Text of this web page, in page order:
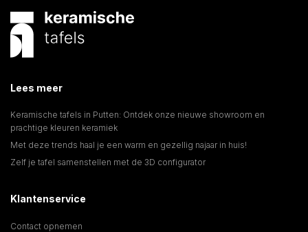
Lees meer
Keramische tafels in Putten: Ontdek onze nieuwe showroom en
prachtige kleuren keramiek
Met deze trends haal je een warm en gezellig najaar in huis!
Zelf je tafel samenstellen met de 3D configurator
Klantenservice
Contact opnemen